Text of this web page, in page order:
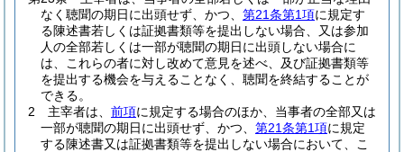
なく聴聞の期日に出頭せず、かつ、 第21条第1項に規定す
る陳述書若しくは証拠書類等を提出しない場合、又は参加
人の全部若しくは一部が聴聞の期日に出頭しない場合に
は、これらの者に対し改めて意見を述べ、及び証拠書類等
を提出する機会を与えることなく、聴聞を終結することが
できる。
2
主宰者は、 前項に規定する場合のほか、当事者の全部又は
一部が聴聞の期日に出頭せず、かつ、 第21条第1項に規定
する陳述書又は証拠書類等を提出しない場合において、こ